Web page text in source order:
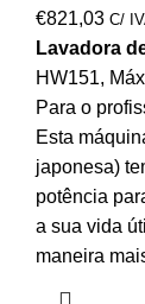
€821,03 C/
Lavadora
HW151,
Para o
Esta
japonesa)
potência
a sua vida
maneira